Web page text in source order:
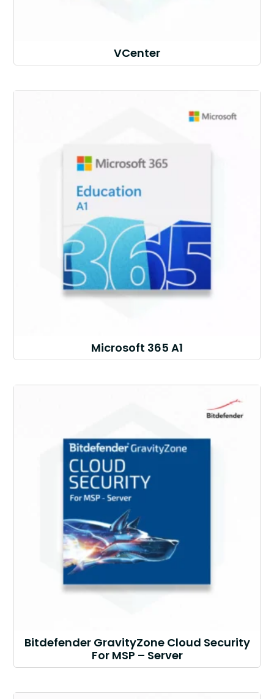
VCenter
Microsoft 365 A1
Bitdefender GravityZone Cloud Security
For MSP – Server